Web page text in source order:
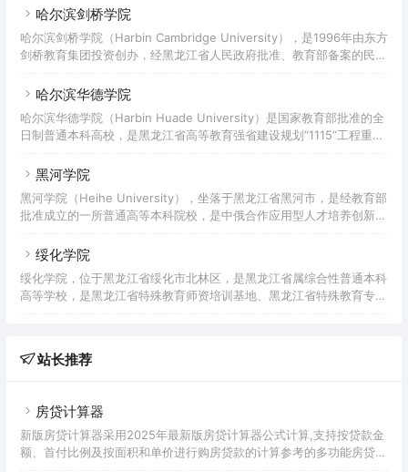
省特色应用型本科示范高校，为黑龙江省中职教师培训基地、黑龙江省
教育厅中小学英语教师培训基地和黑龙江省侨联慈善基金会乡村英语教
师培训基地。
哈尔滨剑桥学院
哈尔滨剑桥学院（Harbin Cambridge University），是1996年由东方
剑桥教育集团投资创办，经黑龙江省人民政府批准、教育部备案的民办
共占地69.6万平方米，建筑面积44.8万平方米，固定资产总值12.39亿
元，下设8个二级学院、3个教学部，开设25个本科专业，有专任教师
509人，有全日制在校生9484人。
哈尔滨华德学院
哈尔滨华德学院（Harbin Huade University）是国家教育部批准的全
日制普通本科高校，是黑龙江省高等教育强省建设规划“1115”工程重点
用技术大学（学院）联盟35所理事单位之一。
黑河学院
黑河学院（Heihe University），坐落于黑龙江省黑河市，是经教育部
批准成立的一所普通高等本科院校，是中俄合作应用型人才培养创新实
合培养本科生项目”单位、是黑龙江省特色应用型本科高校培育单位。
绥化学院
绥化学院，位于黑龙江省绥化市北林区，是黑龙江省属综合性普通本科
高等学校，是黑龙江省特殊教育师资培训基地、黑龙江省特殊教育专业
年，国家教育部批准成立绥化学院。
站长推荐
房贷计算器
新版房贷计算器采用2025年最新版房贷计算器公式计算,支持按贷款金
额、首付比例及按面积和单价进行购房贷款的计算参考的多功能房贷计